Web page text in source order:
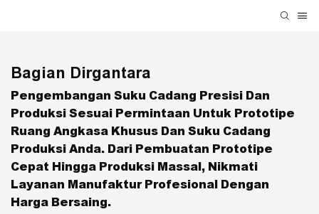
Bagian Dirgantara
Pengembangan Suku Cadang Presisi Dan
Produksi Sesuai Permintaan Untuk Prototipe
Ruang Angkasa Khusus Dan Suku Cadang
Produksi Anda. Dari Pembuatan Prototipe
Cepat Hingga Produksi Massal, Nikmati
Layanan Manufaktur Profesional Dengan
Harga Bersaing.